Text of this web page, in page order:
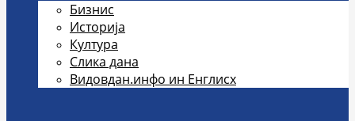
Бизнис
Историја
Култура
Слика дана
Видовдан.инфо ин Енглисх